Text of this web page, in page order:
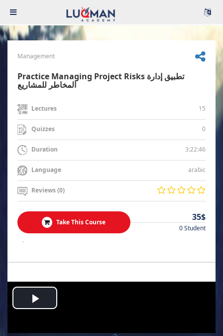
Management
Practice Managing Project Risks تطبيق إدارة
المخاطر للمشاريع
Lectures 15
Quizzes 0
Duration 3:22:46
Language arabic
Reviews (0)
Take This Course 35$
0 Student
.
Play
Video